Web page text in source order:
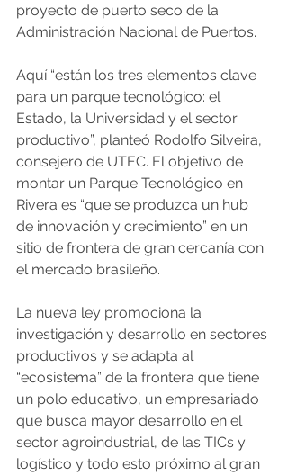
proyecto de puerto seco de la
Administración Nacional de Puertos.
Aquí “están los tres elementos clave
para un parque tecnológico: el
Estado, la Universidad y el sector
productivo”, planteó Rodolfo Silveira,
consejero de UTEC. El objetivo de
montar un Parque Tecnológico en
Rivera es “que se produzca un hub
de innovación y crecimiento” en un
sitio de frontera de gran cercanía con
el mercado brasileño.
La nueva ley promociona la
investigación y desarrollo en sectores
productivos y se adapta al
“ecosistema” de la frontera que tiene
un polo educativo, un empresariado
que busca mayor desarrollo en el
sector agroindustrial, de las TICs y
logístico y todo esto próximo al gran